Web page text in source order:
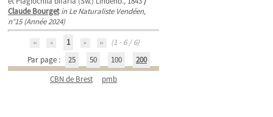
Claude Bourget in Le Naturaliste Vendéen,
n°15 (Année 2024)
1
(1 - 6 / 6)
Par page :
25 50 100
200
CBN de Brest
pmb